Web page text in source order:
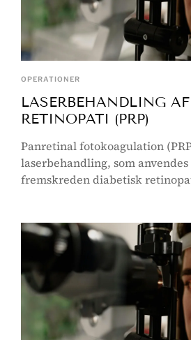
OPERATIONER
LASERBEHANDLING
RETINOPATI (PRP)
Panretinal fotokoagulation
laserbehandling, som
fremskreden diabetisk